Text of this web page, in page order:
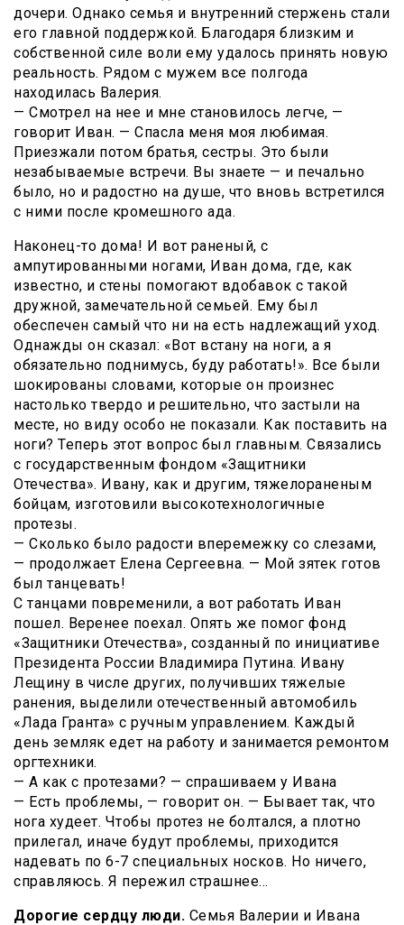
дочери. Однако семья и внутренний стержень стали
его главной поддержкой. Благодаря близким и
собственной силе воли ему удалось принять новую
реальность. Рядом с мужем все полгода
находилась Валерия.
— Смотрел на нее и мне становилось легче, —
говорит Иван. — Спасла меня моя любимая.
Приезжали потом братья, сестры. Это были
незабываемые встречи. Вы знаете — и печально
было, но и радостно на душе, что вновь встретился
с ними после кромешного ада.
Наконец-то дома! И вот раненый, с
ампутированными ногами, Иван дома, где, как
известно, и стены помогают вдобавок с такой
дружной, замечательной семьей. Ему был
обеспечен самый что ни на есть надлежащий уход.
Однажды он сказал: «Вот встану на ноги, а я
обязательно поднимусь, буду работать!». Все были
шокированы словами, которые он произнес
настолько твердо и решительно, что застыли на
месте, но виду особо не показали. Как поставить на
ноги? Теперь этот вопрос был главным. Связались
с государственным фондом «Защитники
Отечества». Ивану, как и другим, тяжелораненым
бойцам, изготовили высокотехнологичные
протезы.
— Сколько было радости вперемежку со слезами,
— продолжает Елена Сергеевна. — Мой зятек готов
был танцевать!
С танцами повременили, а вот работать Иван
пошел. Веренее поехал. Опять же помог фонд
«Защитники Отечества», созданный по инициативе
Президента России Владимира Путина. Ивану
Лещину в числе других, получивших тяжелые
ранения, выделили отечественный автомобиль
«Лада Гранта» с ручным управлением. Каждый
день земляк едет на работу и занимается ремонтом
оргтехники.
— А как с протезами? — спрашиваем у Ивана
— Есть проблемы, — говорит он. — Бывает так, что
нога худеет. Чтобы протез не болтался, а плотно
прилегал, иначе будут проблемы, приходится
надевать по 6-7 специальных носков. Но ничего,
справляюсь. Я пережил страшнее…
Дорогие сердцу люди. Семья Валерии и Ивана